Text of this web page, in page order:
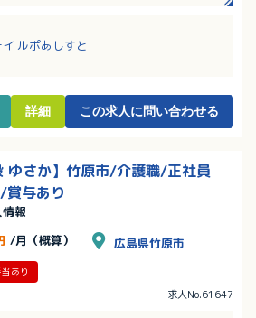
介護福祉士等の国家資格も働きながら
解のある職場！学校行事や病気など、突
の相談もできます！子育て中の職員多数
ルポあしすと
詳細 この求人に問い合わせる
ゆさか】竹原市/介護職/正社員
与あり
報
/月（概算） 広島県竹原市
あり
求人No.61647